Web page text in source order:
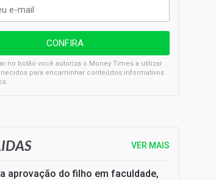
no botão você autoriza o Money Times a utilizar
para encaminhar conteúdos informativos
SELIC em 14%: A repercussão da decisão sobre os JUROS
VER MAIS
aprovação do filho em faculdade,